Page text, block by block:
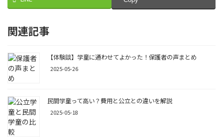
関連記事
【体験談】学童に通わせてよかった！保護者の声まとめ
2025-05-26
民間学童って高い？費用と公立との違いを解説
2025-05-18